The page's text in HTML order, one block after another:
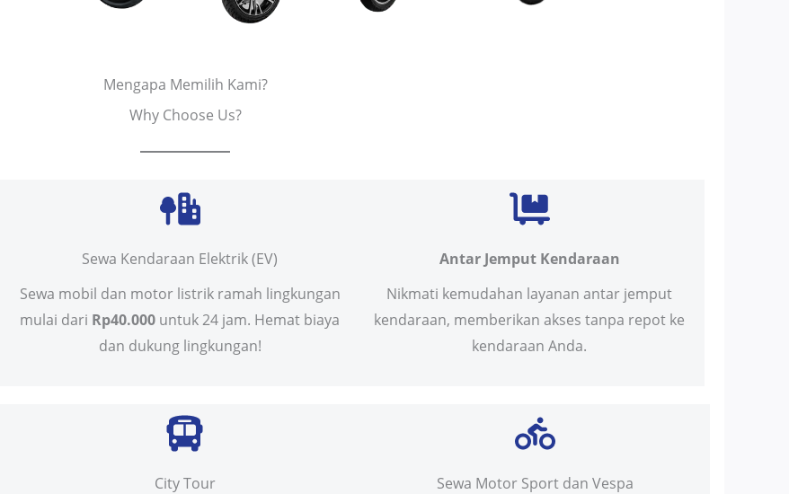
Mengapa Memilih Kami?
Why Choose Us?
Sewa Kendaraan Elektrik (EV)
Sewa mobil dan motor listrik ramah lingkungan
mulai dari Rp40.000 untuk 24 jam. Hemat biaya
dan dukung lingkungan!
Antar Jemput Kendaraan
Nikmati kemudahan layanan antar jemput
kendaraan, memberikan akses tanpa repot ke
kendaraan Anda.
City Tour
Sewa Motor Sport dan Vespa